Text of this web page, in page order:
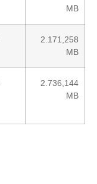
MB
2.171,258
MB
2.736,144
MB